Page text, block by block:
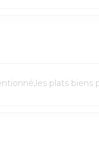
plats biens